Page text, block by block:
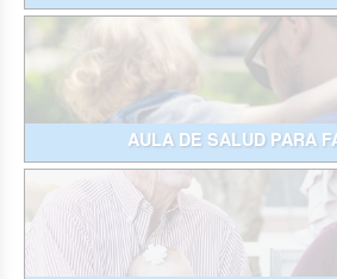
AULA DE SALUD PARA